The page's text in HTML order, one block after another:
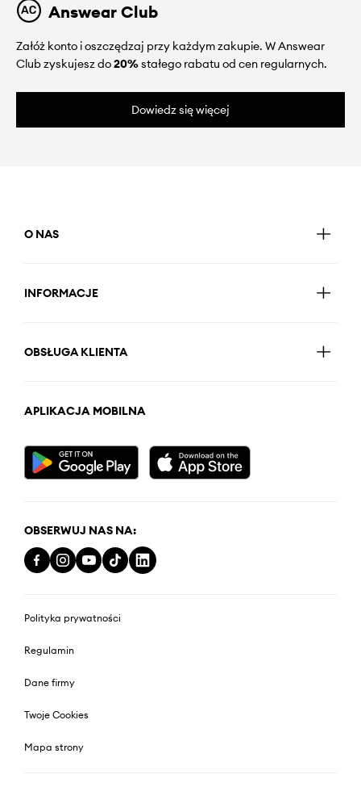
Answear Club
Załóż konto i oszczędzaj przy każdym zakupie. W Answear
Club zyskujesz do20%stałego rabatu od cen regularnych.
Dowiedz się więcej
O NAS
INFORMACJE
OBSŁUGA KLIENTA
APLIKACJA MOBILNA
OBSERWUJ NAS NA:
Polityka prywatności
Regulamin
Dane firmy
Twoje Cookies
Mapa strony